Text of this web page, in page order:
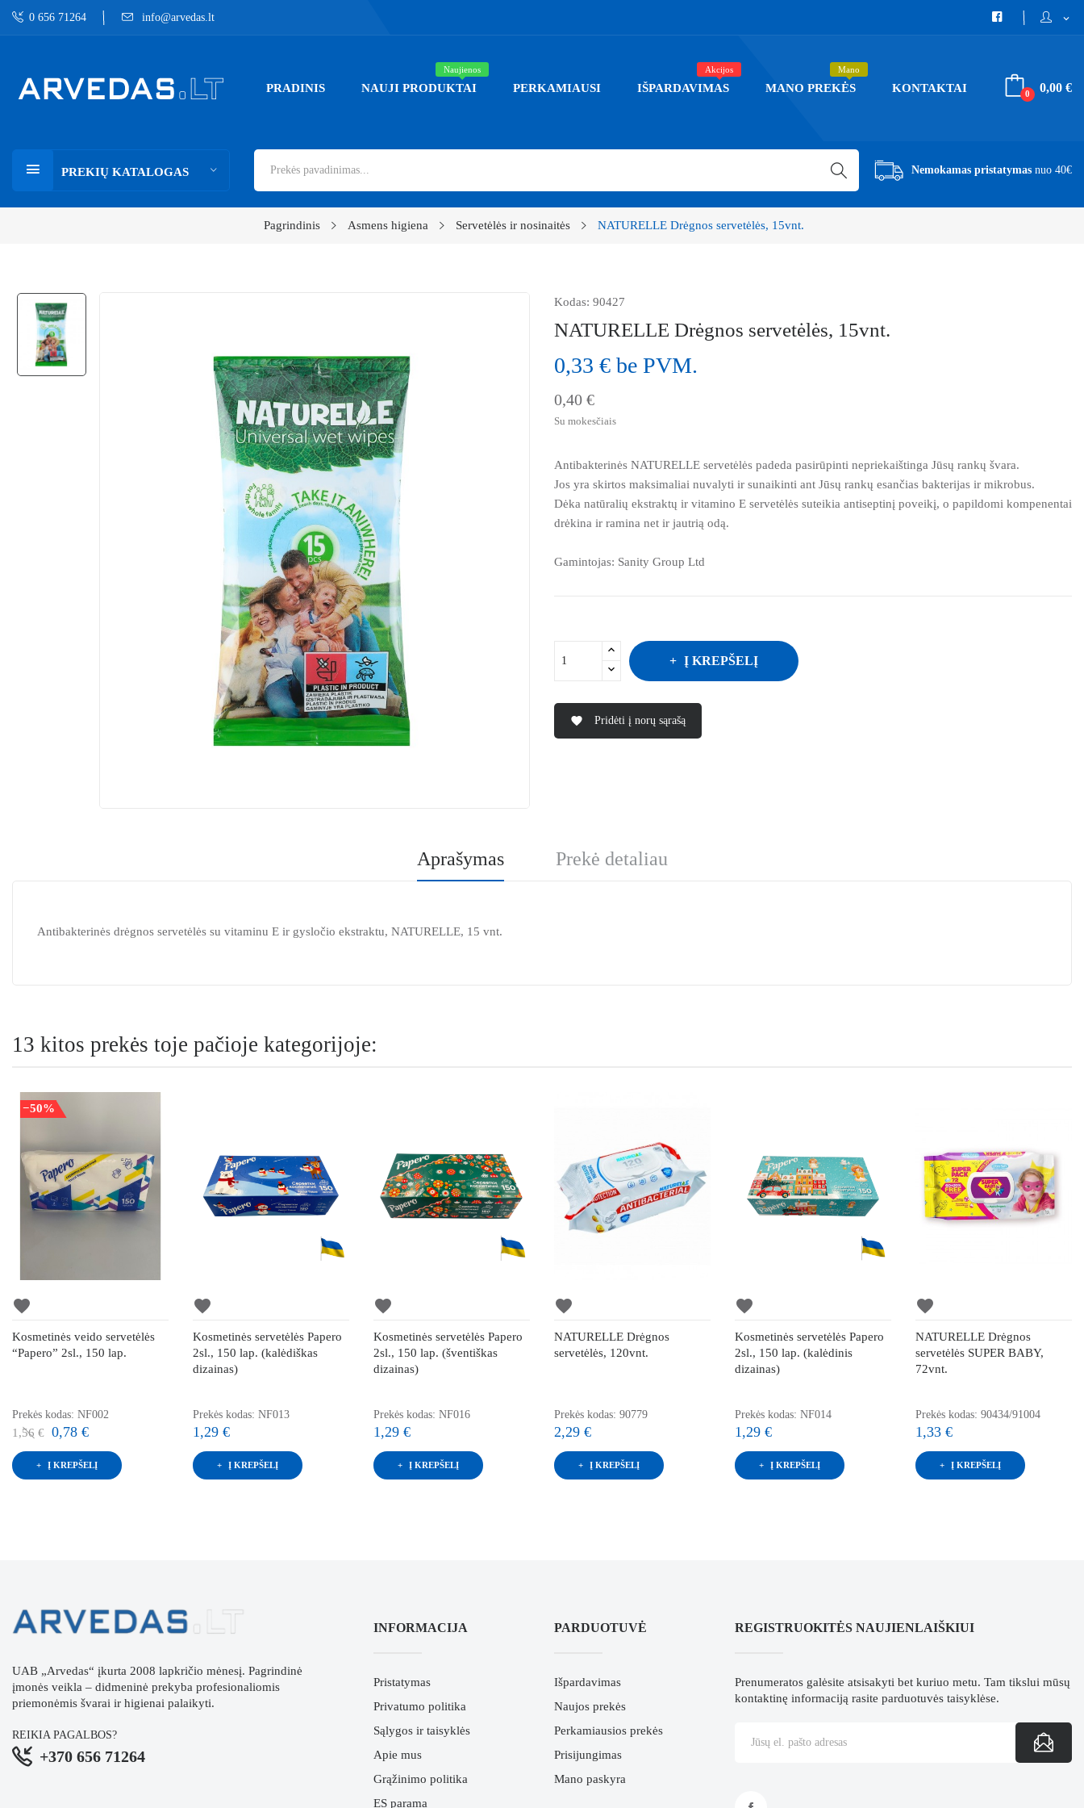
expand_more
0 656 71264 info@arvedas.lt
PRADINIS NAUJI PRODUKTAI
Naujienos
PERKAMIAUSI IŠPARDAVIMAS
Akcijos
MANO PREKĖS
Mano
KONTAKTAI 0,00 €
0
PREKIŲ KATALOGAS Nemokamas pristatymas nuo 40€
Pagrindinis Asmens higiena Servetėlės ir nosinaitės NATURELLE Drėgnos servetėlės, 15vnt.
Kodas: 90427
NATURELLE Drėgnos servetėlės, 15vnt.
0,33 € be PVM.
0,40 €
Su mokesčiais
Antibakterinės NATURELLE servetėlės padeda pasirūpinti nepriekaištinga Jūsų rankų švara.
Jos yra skirtos maksimaliai nuvalyti ir sunaikinti ant Jūsų rankų esančias bakterijas ir mikrobus.
Dėka natūralių ekstraktų ir vitamino E servetėlės suteikia antiseptinį poveikį, o papildomi kompenentai
drėkina ir ramina net ir jautrią odą.
Gamintojas: Sanity Group Ltd
Į KREPŠELĮ
favorite Pridėti į norų sąrašą
Aprašymas Prekė detaliau
Antibakterinės drėgnos servetėlės su vitaminu E ir gysločio ekstraktu, NATURELLE, 15 vnt.
13 kitos prekės toje pačioje kategorijoje:
−50%
favorite
Kosmetinės veido servetėlės
“Papero” 2sl., 150 lap.
Prekės kodas: NF002
1,56 € 0,78 €
Į KREPŠELĮ
favorite
Kosmetinės servetėlės Papero
2sl., 150 lap. (kalėdiškas
dizainas)
Prekės kodas: NF013
1,29 €
Į KREPŠELĮ
favorite
Kosmetinės servetėlės Papero
2sl., 150 lap. (šventiškas
dizainas)
Prekės kodas: NF016
1,29 €
Į KREPŠELĮ
favorite
NATURELLE Drėgnos
servetėlės, 120vnt.
Prekės kodas: 90779
2,29 €
Į KREPŠELĮ
favorite
Kosmetinės servetėlės Papero
2sl., 150 lap. (kalėdinis
dizainas)
Prekės kodas: NF014
1,29 €
Į KREPŠELĮ
favorite
NATURELLE Drėgnos
servetėlės SUPER BABY,
72vnt.
Prekės kodas: 90434/91004
1,33 €
Į KREPŠELĮ
UAB „Arvedas“ įkurta 2008 lapkričio mėnesį. Pagrindinė
įmonės veikla – didmeninė prekyba profesionaliomis
priemonėmis švarai ir higienai palaikyti.
REIKIA PAGALBOS?
+370 656 71264
INFORMACIJA
Pristatymas
Privatumo politika
Sąlygos ir taisyklės
Apie mus
Grąžinimo politika
ES parama
PARDUOTUVĖ
Išpardavimas
Naujos prekės
Perkamiausios prekės
Prisijungimas
Mano paskyra
REGISTRUOKITĖS NAUJIENLAIŠKIUI
Prenumeratos galėsite atsisakyti bet kuriuo metu. Tam tikslui mūsų
kontaktinę informaciją rasite parduotuvės taisyklėse.